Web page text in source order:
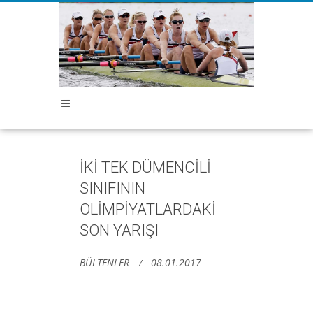
İKİ TEK DÜMENCİLİ
SINIFININ
OLİMPİYATLARDAKİ
SON YARIŞI
BÜLTENLER 08.01.2017